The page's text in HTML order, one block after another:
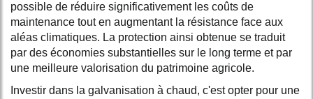
possible de réduire significativement les coûts de
maintenance tout en augmentant la résistance face aux
aléas climatiques. La protection ainsi obtenue se traduit
par des économies substantielles sur le long terme et par
une meilleure valorisation du patrimoine agricole.
Investir dans la galvanisation à chaud, c'est opter pour une